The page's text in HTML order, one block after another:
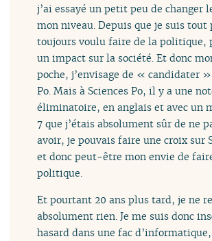
j’ai essayé un petit peu de changer
mon niveau. Depuis que je suis tout
toujours voulu faire de la politique,
un impact sur la société. Et donc
poche, j’envisage de « candidater »
Po. Mais à Sciences Po, il y a une
éliminatoire, en anglais et avec un
7 que j’étais absolument sûr de ne
avoir, je pouvais faire une croix sur
et donc peut-être mon envie de
politique.
Et pourtant 20 ans plus tard, je ne
absolument rien. Je me suis donc
hasard dans une fac d’informatique,